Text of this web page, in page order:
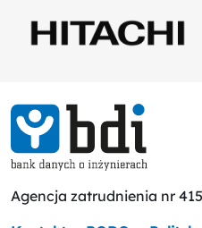
Agencja zatrudnienia nr 415